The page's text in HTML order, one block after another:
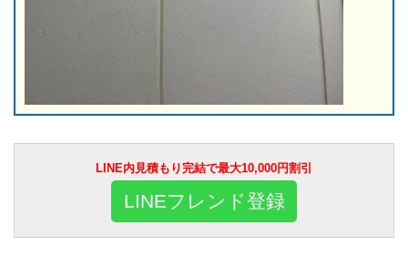
LINE内見積もり完結で最大10,000円割引
LINEフレンド登録